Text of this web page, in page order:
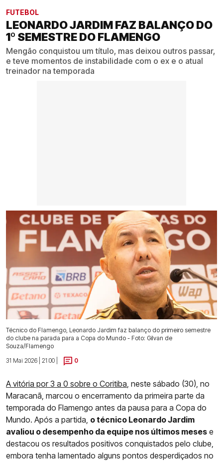
FUTEBOL
LEONARDO JARDIM FAZ BALANÇO DO
1º SEMESTRE DO FLAMENGO
Mengão conquistou um título, mas deixou outros passar,
e teve momentos de instabilidade com o ex e o atual
treinador na temporada
Técnico do Flamengo, Leonardo Jardim faz balanço do primeiro semestre
do clube na parada para a Copa do Mundo - Foto: Gilvan de
Souza/Flamengo
31 Mai 2026 | 21:00 |
0
A vitória por 3 a 0 sobre o Coritiba , neste sábado (30), no
Maracanã, marcou o encerramento da primeira parte da
temporada do Flamengo antes da pausa para a Copa do
Mundo. Após a partida, o técnico Leonardo Jardim
avaliou o desempenho da equipe nos últimos meses e
destacou os resultados positivos conquistados pelo clube,
embora tenha lamentado alguns pontos desperdiçados no